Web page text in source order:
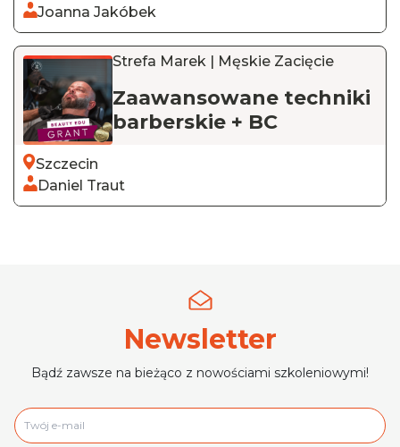
Joanna Jakóbek
Strefa Marek | Męskie Zacięcie
Zaawansowane techniki
barberskie + BC
Szczecin
Daniel Traut
Newsletter
Bądź zawsze na bieżąco z nowościami szkoleniowymi!